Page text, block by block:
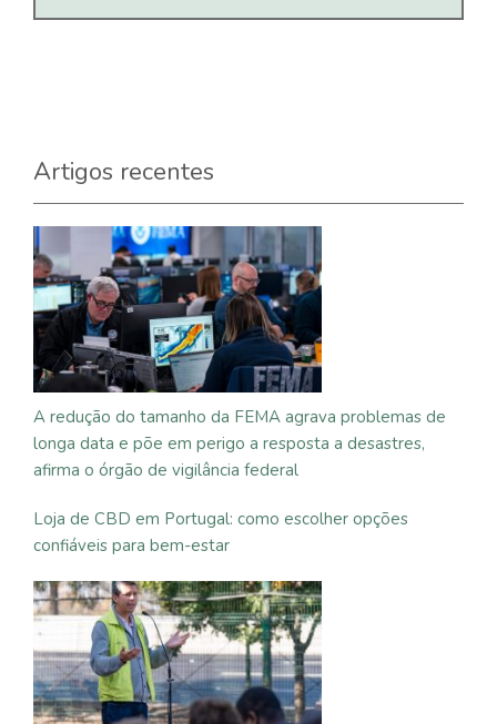
Artigos recentes
A redução do tamanho da FEMA agrava problemas de
longa data e põe em perigo a resposta a desastres,
afirma o órgão de vigilância federal
Loja de CBD em Portugal: como escolher opções
confiáveis para bem-estar